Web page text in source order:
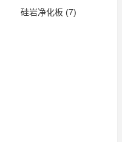
硅岩净化板 (7)